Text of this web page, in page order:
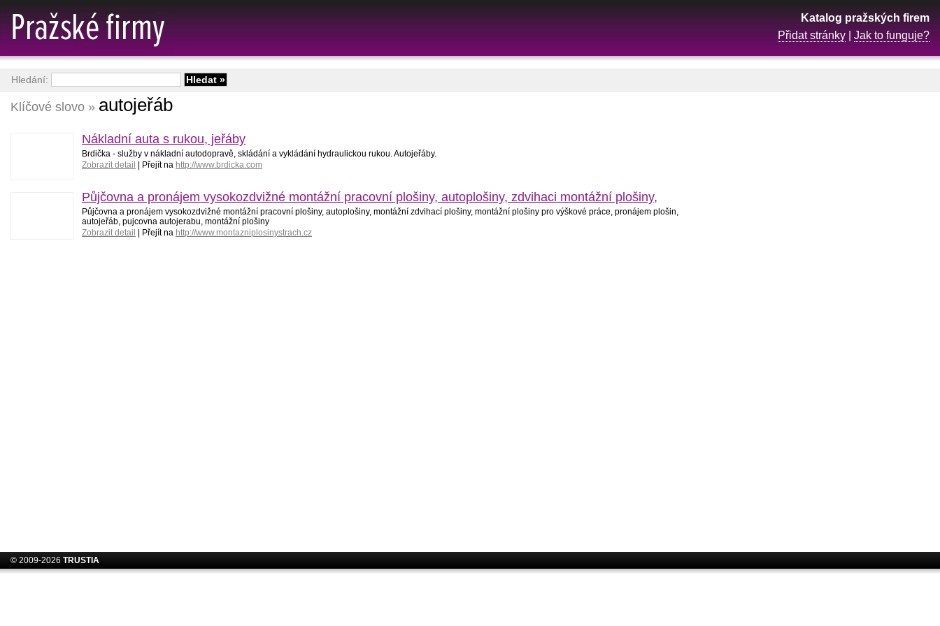
Klíčové slovo » autojeřáb
Nákladní auta s rukou, jeřáby
Brdička - služby v nákladní autodopravě, skládání a vykládání hydraulickou rukou. Autojeřáby.
Zobrazit detail
| Přejít na http://www.brdicka.com
Půjčovna a pronájem vysokozdvižné montážní pracovní plošiny, autoplošiny, zdvihaci montážní plošiny,
Půjčovna a pronájem vysokozdvižné montážní pracovní plošiny, autoplošiny, montážní zdvihací plošiny, montážní plošiny pro výškové práce, pronájem plošin,
autojeřáb, pujcovna autojerabu, montážní plošiny
Zobrazit detail
| Přejít na http://www.montazniplosinystrach.cz
Katalog pražských firem
Přidat stránky
Jak to funguje?
Hledání:
© 2009-2026 TRUSTIA